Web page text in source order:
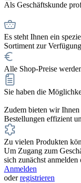
Als Geschäftskunde
Es steht Ihnen ein
Sortiment zur
Alle Shop-Preise
Sie haben die
Zudem bieten wir
Bestellungen effizient
Zu vielen Produkten
Um Zugang zum
sich zunächst anmelden
Anmelden
oderregistrieren